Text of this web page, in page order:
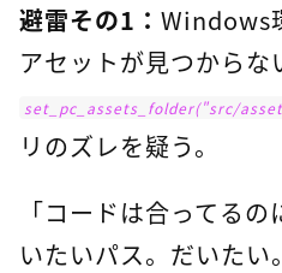
避雷その1： Windows
アセットが見つからな
set_pc_assets_folder("src/
リのズレを疑う。
「コードは合ってる
いたいパス。だいたい